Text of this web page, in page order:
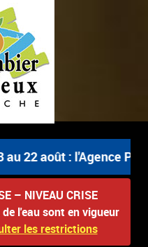
au 22 août : l'Agence
– NIVEAU CRISE
l'eau sont en vigueur
les restrictions